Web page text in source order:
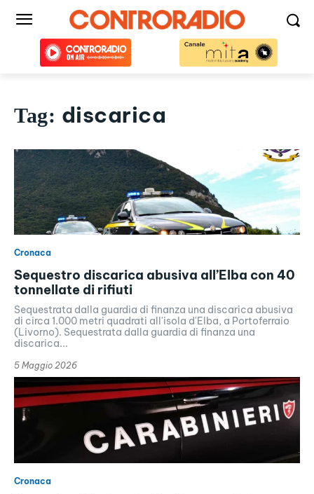
Tag: discarica
Cronaca
Sequestro discarica abusiva all’Elba con 40
tonnellate di rifiuti
Sequestrata dalla guardia di finanza una discarica abusiva
di circa 1.000 metri quadrati all'isola d'Elba, a Portoferraio
(Livorno). Sequestrata dalla guardia di finanza una
discarica...
5 Maggio 2026
Cronaca